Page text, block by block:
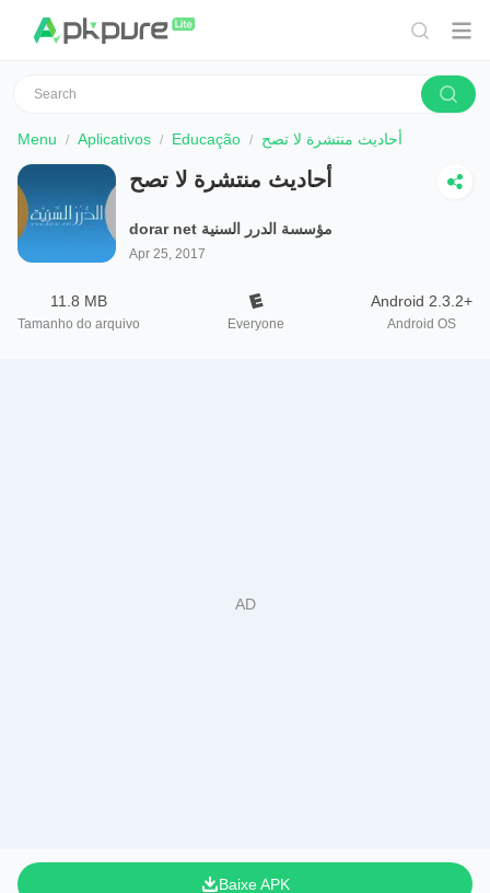
Menu Aplicativos Educação أحاديث منتشرة لا تصح
أحاديث منتشرة لا تصح
dorar net مؤسسة الدرر السنية
Apr 25, 2017
11.8 MB
Tamanho do arquivo Everyone
Android 2.3.2+
Android OS
Baixe APK